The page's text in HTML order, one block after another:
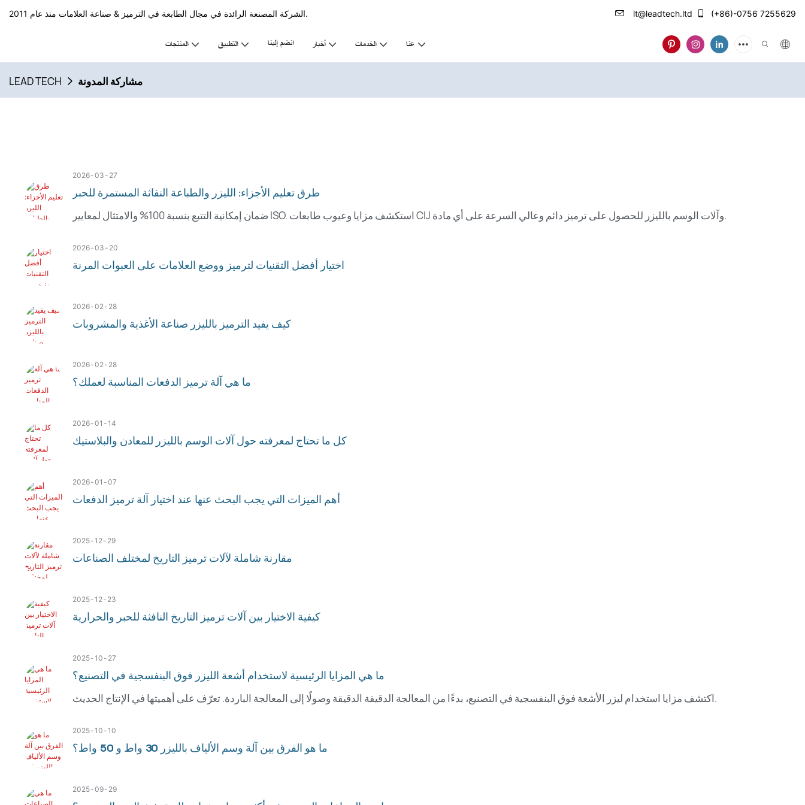
الشركة المصنعة الرائدة في مجال الطابعة في الترميز & صناعة العلامات منذ عام 2011. lt@leadtech.ltd (+86)-0756 7255629
المنتجات التطبيق انضم إلينا أخبار الخدمات عنا
LEAD TECH مشاركة المدونة
طرق تعليم الأجزاء: الليزر والطباعة النفاثة المستمرة للحبر
ضمان إمكانية التتبع بنسبة 100% والامتثال لمعايير ISO. استكشف مزايا وعيوب طابعات CIJ وآلات الوسم بالليزر للحصول على ترميز دائم وعالي السرعة على أي مادة.
2026 03 27
اختيار أفضل التقنيات لترميز ووضع العلامات على العبوات المرنة
2026 03 20
كيف يفيد الترميز بالليزر صناعة الأغذية والمشروبات
2026 02 28
ما هي آلة ترميز الدفعات المناسبة لعملك؟
2026 02 28
كل ما تحتاج لمعرفته حول آلات الوسم بالليزر للمعادن والبلاستيك
2026 01 14
أهم الميزات التي يجب البحث عنها عند اختيار آلة ترميز الدفعات
2026 01 07
مقارنة شاملة لآلات ترميز التاريخ لمختلف الصناعات
2025 12 29
كيفية الاختيار بين آلات ترميز التاريخ النافثة للحبر والحرارية
2025 12 23
ما هي المزايا الرئيسية لاستخدام أشعة الليزر فوق البنفسجية في التصنيع؟
اكتشف مزايا استخدام ليزر الأشعة فوق البنفسجية في التصنيع، بدءًا من المعالجة الدقيقة الدقيقة وصولًا إلى المعالجة الباردة. تعرّف على أهميتها في الإنتاج الحديث.
2025 10 27
ما هو الفرق بين آلة وسم الألياف بالليزر 30 واط و 50 واط؟
2025 10 10
2025 09 29